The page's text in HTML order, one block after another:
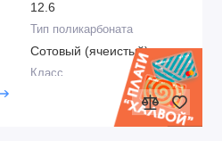
12.6
Тип поликарбоната
Сотовый (ячеистый)
Класс
Профессиональный